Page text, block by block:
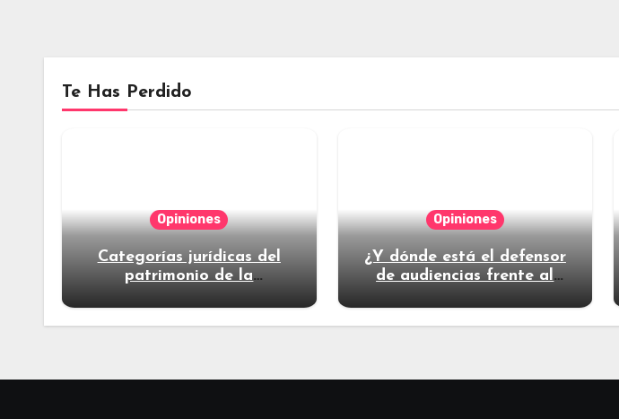
Te Has Perdido
Opiniones
Categorías jurídicas del
patrimonio de la
Opiniones
¿Y dónde está el defensor
de audiencias frente al